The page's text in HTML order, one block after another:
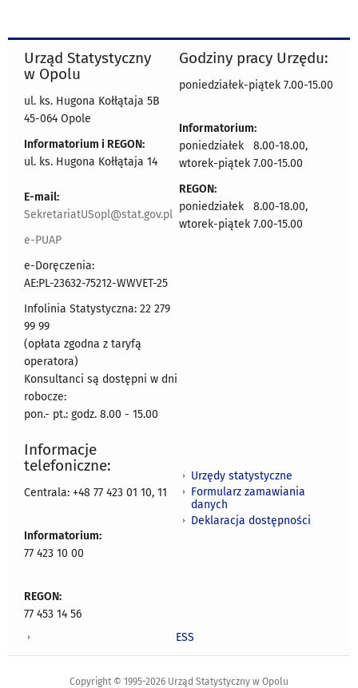
Urząd Statystyczny
w Opolu
ul. ks. Hugona Kołłątaja 5B
45-064 Opole
Informatorium i REGON:
ul. ks. Hugona Kołłątaja 14
E-mail:
SekretariatUSopl@stat.gov.pl
e-PUAP
e-Doręczenia:
AE:PL-23632-75212-WWVET-25
Infolinia Statystyczna: 22 279
99 99
(opłata zgodna z taryfą
operatora)
Konsultanci są dostępni w dni
robocze:
pon.- pt.: godz. 8.00 - 15.00
Godziny pracy Urzędu:
poniedziałek-piątek 7.00-15.00
Informatorium:
poniedziałek 8.00-18.00,
wtorek-piątek 7.00-15.00
REGON:
poniedziałek 8.00-18.00,
wtorek-piątek 7.00-15.00
Informacje
telefoniczne:
Centrala: +48 77 423 01 10, 11
Informatorium:
77 423 10 00
REGON:
77 453 14 56
Urzędy statystyczne
Formularz zamawiania
danych
Deklaracja dostępności
ESS
Copyright © 1995-2026 Urząd Statystyczny w Opolu